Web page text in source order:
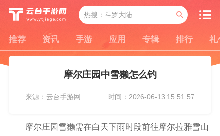
推荐 资讯 手游 应用 专辑 排行 礼
摩尔庄园中雪獭怎么钓
来源：云台手游网 时间：2026-06-13 15:51:57
摩尔庄园雪獭需在白天下雨时段前往摩尔拉雅雪山